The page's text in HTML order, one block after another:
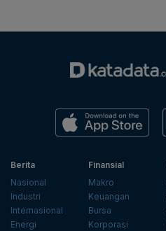
Berita
Nasional
Industri
Internasional
Energi
Finansial
Makro
Keuangan
Bursa
Korporasi